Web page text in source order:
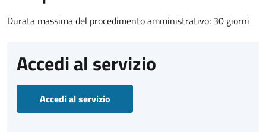
Durata massima del procedimento amministrativo: 30 giorni
Accedi al servizio
Accedi al servizio